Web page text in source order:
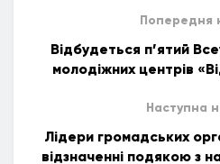
Попередня
Відбудеться п’ятий
молодіжних центрів
Наступна
Лідери громадських
відзначенні подякою з